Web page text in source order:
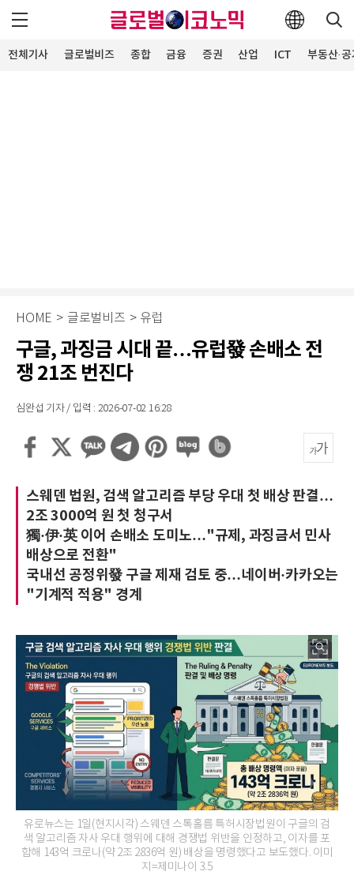
전체기사 글로벌비즈 종합 금융 증권 산업 ICT 부동산·
HOME > 글로벌비즈 > 유럽
구글, 과징금 시대 끝…유럽發 손배소 전
쟁 21조 번진다
심완섭 기자 / 입력 : 2026-07-02 16:28
스웨덴 법원, 검색 알고리즘 부당 우대 첫 배상 판결…
2조 3000억 원 첫 청구서
獨·伊·英 이어 손배소 도미노…"규제, 과징금서 민사
배상으로 전환"
국내선 공정위發 구글 제재 검토 중…네이버·카카오는
"기계적 적용" 경계
유로뉴스는 1일(현지시각) 스웨덴 스톡홀름 특허시장법원이 구글의 검
색 알고리즘 자사 우대 행위에 대해 경쟁법 위반을 인정하고, 이자를 포
함해 143억 크로나(약 2조 2836억 원) 배상을 명령했다고 보도했다. 이미
지=제미나이 3.5